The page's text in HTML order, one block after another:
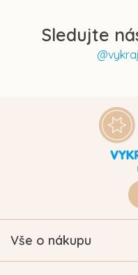
Sledujte
Vše o nákupu